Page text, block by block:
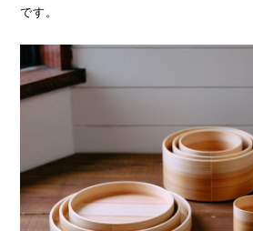
です。